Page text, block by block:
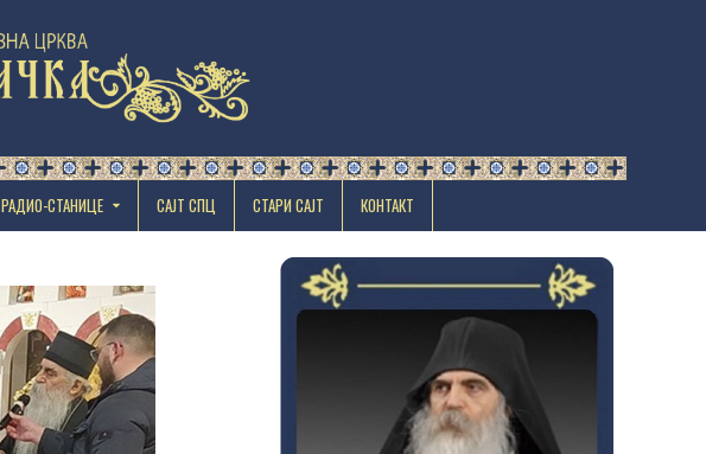
РАДИО-СТАНИЦЕ САЈТ СПЦ СТАРИ САЈТ КОНТАКТ